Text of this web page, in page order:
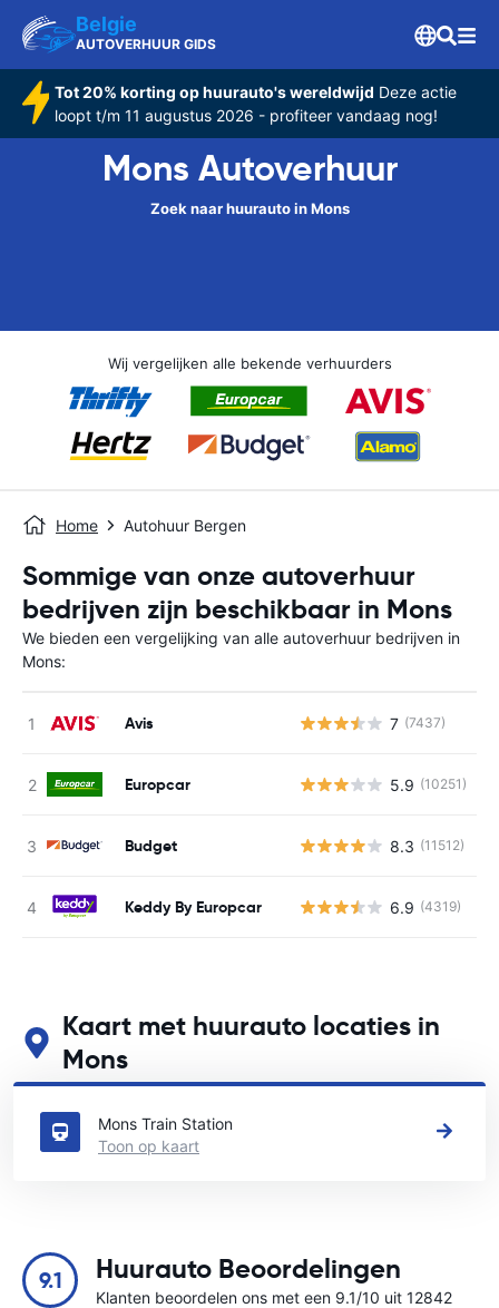
Belgie
AUTOVERHUUR GIDS
Tot 20% korting op huurauto's wereldwijd Deze actie
loopt t/m 11 augustus 2026 - profiteer vandaag nog!
Mons Autoverhuur
Zoek naar huurauto in Mons
Wij vergelijken alle bekende verhuurders
Home Autohuur Bergen
Sommige van onze autoverhuur
bedrijven zijn beschikbaar in Mons
We bieden een vergelijking van alle autoverhuur bedrijven in
Mons:
Avis 7 (7437)
Europcar 5.9 (10251)
Budget 8.3 (11512)
Keddy By Europcar 6.9 (4319)
Kaart met huurauto locaties in
Mons
Zie onze belangrijkste autoverhuur locaties in Mons
Mons Train Station
Toon op kaart
9.1 Huurauto Beoordelingen
Klanten beoordelen ons met een 9.1/10 uit 12842